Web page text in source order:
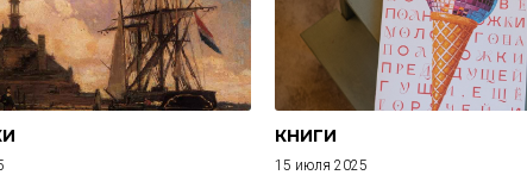
КНИГИ
15 июля 2025